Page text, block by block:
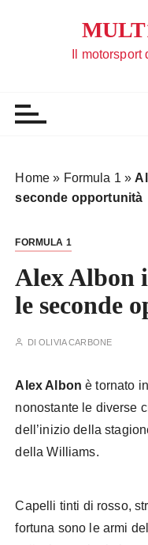
Il
Home » Formula 1 »
seconde opportunità
FORMULA 1
Alex Albon
le seconde
DIOLIVIA CARBONE
Alex Albon è tornato
nonostante le diverse
dell’inizio della
della Williams.
Capelli tinti di rosso,
fortuna sono le armi